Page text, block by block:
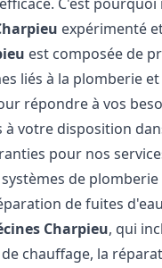
expérimenté
est composée de
liés à la plomberie et
répondre à vos
votre disposition
pour nos
de
de fuites
Charpieu, qui
chauffage, la